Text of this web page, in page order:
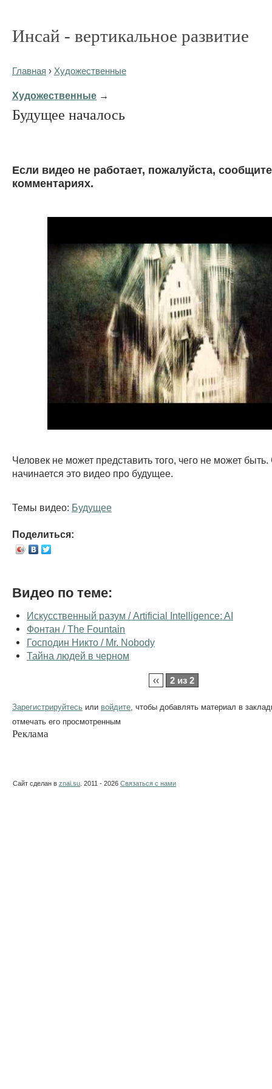
Инсай - вертикальное развитие
Главная › Художественные
Художественные →
Будущее началось
Eсли видео не работает, пожалуйста,
комментариях.
Человек не может представить того, чего не может
начинается это видео про будущее.
Темы видео: Будущее
Поделиться:
Видео по теме:
Искусственный разум / Artificial Intelligence: AI
Фонтан / The Fountain
Господин Никто / Mr. Nobody
Тайна людей в черном
‹‹ 2 из 2
Зарегистрируйтесь или войдите , чтобы добавлять материал в
отмечать его просмотренным
Реклама
Сайт сделан в znai.su . 2011 - 2026 Связаться с нами